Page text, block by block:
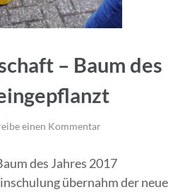
– Baum des
einen Kommentar
des Jahres 2017
übernahm der neue